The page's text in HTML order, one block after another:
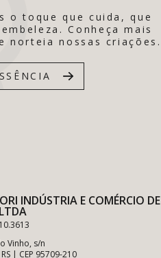
o toque que cuida, que
Conheça mais
norteia nossas criações.
INDÚSTRIA E COMÉRCIO DE
Vinho, s/n
| CEP 95709-210